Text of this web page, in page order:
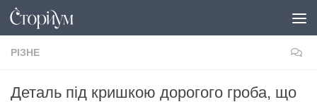
Перейти до вмісту
РІЗНЕ
Деталь під кришкою дорогого гроба, що